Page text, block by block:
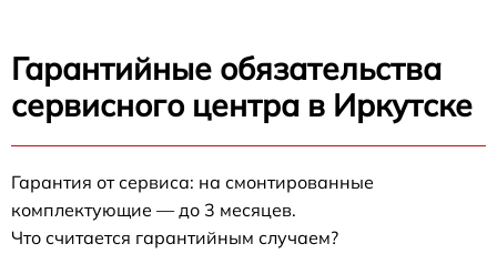
Гарантийные обязательства
сервисного центра в Иркутске
Гарантия от сервиса: на смонтированные
комплектующие — до 3 месяцев.
Что считается гарантийным случаем?